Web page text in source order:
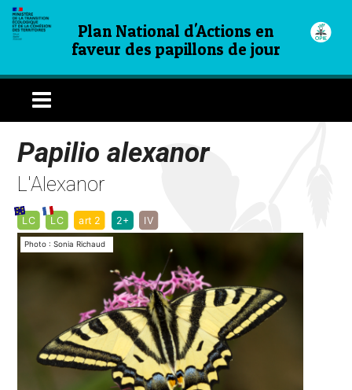
Plan National d'Actions en
faveur des papillons de jour
Papilio alexanor
L'Alexanor
LC LC art 2 2+ IV
Photo : Sonia Richaud